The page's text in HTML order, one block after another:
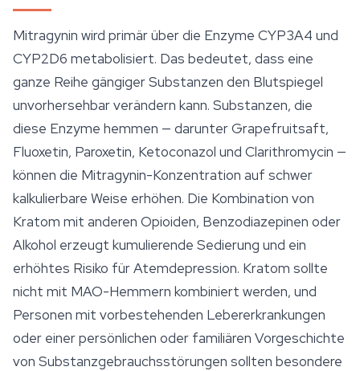
Mitragynin wird primär über die Enzyme CYP3A4 und
CYP2D6 metabolisiert. Das bedeutet, dass eine
ganze Reihe gängiger Substanzen den Blutspiegel
unvorhersehbar verändern kann. Substanzen, die
diese Enzyme hemmen — darunter Grapefruitsaft,
Fluoxetin, Paroxetin, Ketoconazol und Clarithromycin —
können die Mitragynin-Konzentration auf schwer
kalkulierbare Weise erhöhen. Die Kombination von
Kratom mit anderen Opioiden, Benzodiazepinen oder
Alkohol erzeugt kumulierende Sedierung und ein
erhöhtes Risiko für Atemdepression. Kratom sollte
nicht mit MAO-Hemmern kombiniert werden, und
Personen mit vorbestehenden Lebererkrankungen
oder einer persönlichen oder familiären Vorgeschichte
von Substanzgebrauchsstörungen sollten besondere